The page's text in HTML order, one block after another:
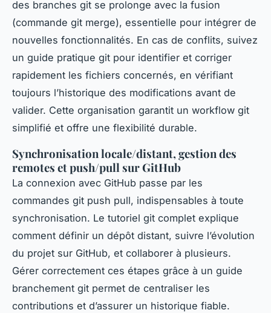
des branches git se prolonge avec la fusion
(commande git merge), essentielle pour intégrer de
nouvelles fonctionnalités. En cas de conflits, suivez
un guide pratique git pour identifier et corriger
rapidement les fichiers concernés, en vérifiant
toujours l’historique des modifications avant de
valider. Cette organisation garantit un workflow git
simplifié et offre une flexibilité durable.
Synchronisation locale/distant, gestion des
remotes et push/pull sur GitHub
La connexion avec GitHub passe par les
commandes git push pull, indispensables à toute
synchronisation. Le tutoriel git complet explique
comment définir un dépôt distant, suivre l’évolution
du projet sur GitHub, et collaborer à plusieurs.
Gérer correctement ces étapes grâce à un guide
branchement git permet de centraliser les
contributions et d’assurer un historique fiable.